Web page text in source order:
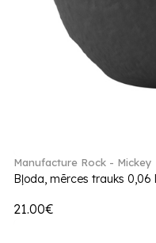
Manufacture Rock - Mickey
Bļoda, mērces trauks 0,06 l
21.00€